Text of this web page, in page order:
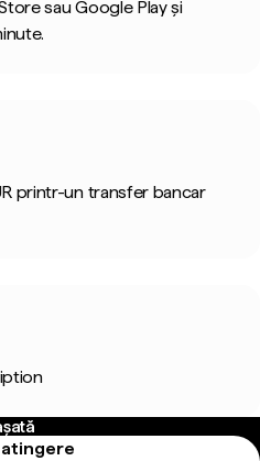
sau Google Play și
printr-un transfer bancar
atingere